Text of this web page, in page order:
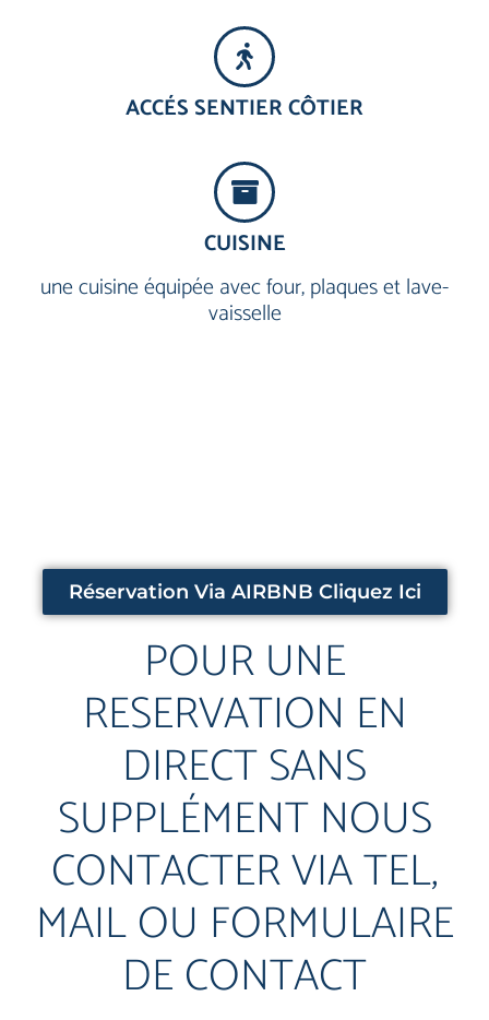
ACCÉS SENTIER CÔTIER
CUISINE
une cuisine équipée avec four, plaques et lave-
vaisselle
Réservation Via AIRBNB Cliquez Ici
POUR UNE
RESERVATION EN
DIRECT SANS
SUPPLÉMENT NOUS
CONTACTER VIA TEL,
MAIL OU FORMULAIRE
DE CONTACT